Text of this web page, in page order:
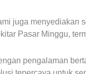
juga menyediakan
Pasar Minggu,
pengalaman